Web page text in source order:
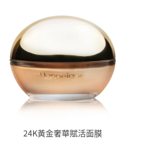
24K黃金奢華賦活面膜